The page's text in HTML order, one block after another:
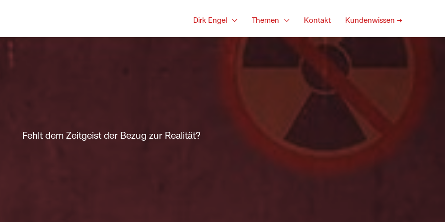
Dirk Engel Themen Kontakt Kundenwissen →
Fehlt dem Zeitgeist der Bezug zur Realität?